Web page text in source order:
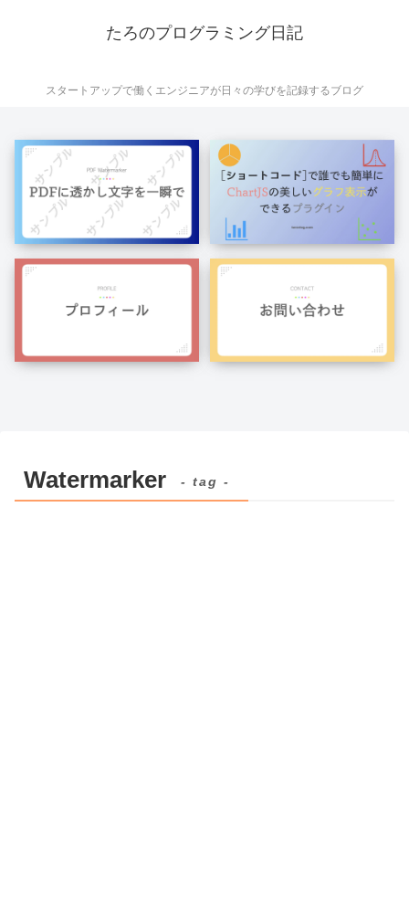
たろのプログラミング日記
スタートアップで働くエンジニアが日々の学びを記録するブログ
Watermarker - tag -